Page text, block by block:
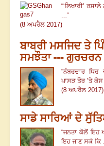
“‘ਲਿਖਾਰੀ’
...”
(8 ਅਪਰੈਲ 2017)
ਬਾਬਰੀ ਮਸਜਿਦ ਤੇ
ਸਮਝੌਤਾ ---
“ਨੰਬਰਦਾਰ
ਪਾਸੜ ਤੌਰ ’ਤੇ
(8 ਅਪਰੈਲ 2017)
ਸਾਡੇ ਸਾਰਿਆਂ ਦੇ
“ਜਨਤਾ ਕੋਲੋਂ ਇਹ
ਇਹ ਜਾਣ ਸਕੇ ਕਿ